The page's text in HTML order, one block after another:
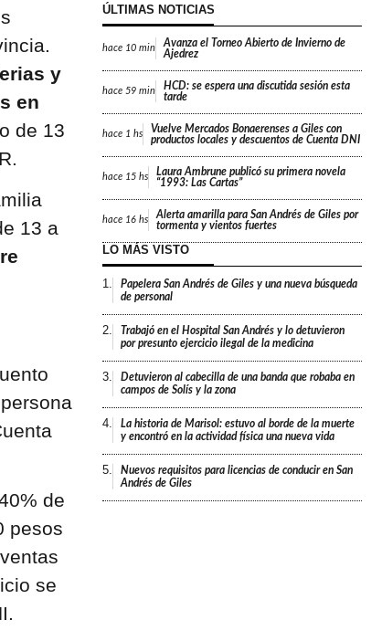
y
en
de 13
13 a
de
pesos
se
ÚLTIMAS NOTICIAS
hace 10 min
Avanza el Torneo Abierto de Invierno de
Ajedrez
hace 59 min
HCD: se espera una discutida sesión esta
tarde
hace 1 hs
Vuelve Mercados Bonaerenses a Giles con
productos locales y descuentos de Cuenta DNI
hace 15 hs
Laura Ambrune publicó su primera novela
“1993: Las Cartas”
hace 16 hs
Alerta amarilla para San Andrés de Giles por
tormenta y vientos fuertes
LO MÁS VISTO
1.
Papelera San Andrés de Giles y una nueva búsqueda
de personal
2.
Trabajó en el Hospital San Andrés y lo detuvieron
por presunto ejercicio ilegal de la medicina
3.
Detuvieron al cabecilla de una banda que robaba en
campos de Solís y la zona
4.
La historia de Marisol: estuvo al borde de la muerte
y encontró en la actividad física una nueva vida
5.
Nuevos requisitos para licencias de conducir en San
Andrés de Giles